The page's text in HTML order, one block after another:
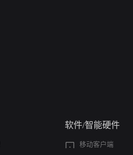
软件/智能硬件
移动客户端